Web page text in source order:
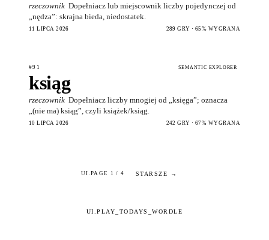
rzeczownik Dopełniacz lub miejscownik liczby pojedynczej od
„nędza”: skrajna bieda, niedostatek.
11 LIPCA 2026 289 GRY · 65% WYGRANA
#91 SEMANTIC EXPLORER
ksiąg
rzeczownik Dopełniacz liczby mnogiej od „księga”; oznacza
„(nie ma) ksiąg”, czyli książek/ksiąg.
10 LIPCA 2026 242 GRY · 67% WYGRANA
UI.PAGE 1 / 4 STARSZE →
UI.PLAY_TODAYS_WORDLE